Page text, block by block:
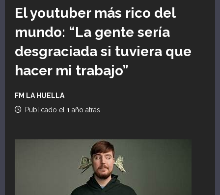
El youtuber más rico del
mundo: “La gente sería
desgraciada si tuviera que
hacer mi trabajo”
FM LA HUELLA
Publicado el 1 año atrás